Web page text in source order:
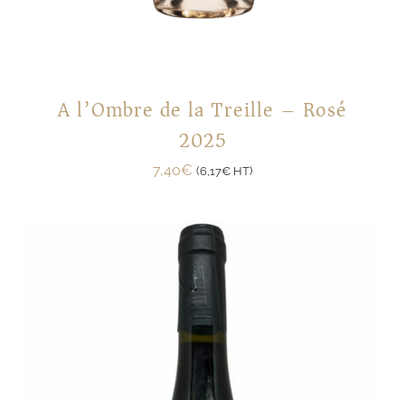
A l’Ombre de la Treille – Rosé
2025
7,40€ (6,17€ HT)